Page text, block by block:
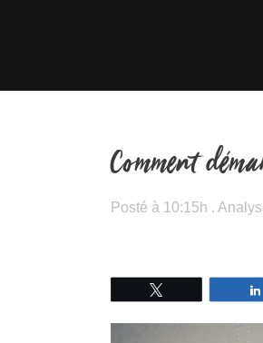
Comment
Posté à 10:15h .